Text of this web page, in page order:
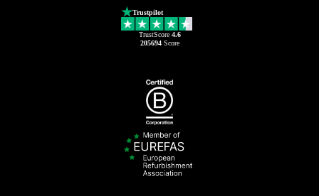
Trustpilot
TrustScore 4.6
205694Score